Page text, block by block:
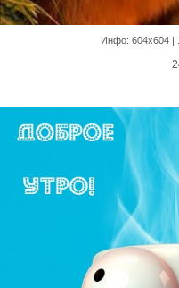
Инфо: 604х604 |